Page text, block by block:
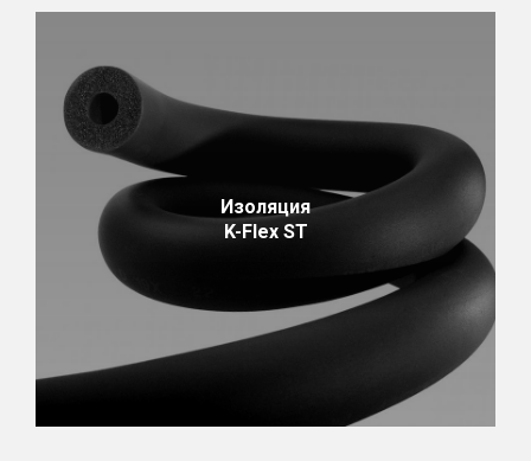
Изоляция
K-Flex ST